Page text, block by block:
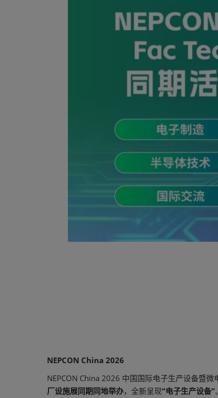
NEPCON China 2026
NEPCON China 2026 中国国际电子生产设备暨微
厂设施展同期同地举办，全新呈现“电子生产设备”、